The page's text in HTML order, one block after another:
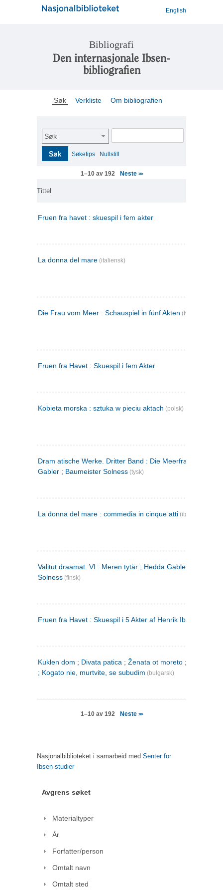
English
Bibliografi
Den internasjonale Ibsen-
bibliografien
Søk Verkliste Om bibliografien
Søk
Søk Søketips Nullstill
1–10 av 192 Neste >>
Tittel
Fruen fra havet : skuespil i fem akter
La donna del mare (italiensk)
Die Frau vom Meer : Schauspiel in fünf Akten (tysk)
Fruen fra Havet : Skuespil i fem Akter
Kobieta morska : sztuka w pieciu aktach (polsk)
Dram atische Werke. Dritter Band : Die Meerfrau ; Hedda
Gabler ; Baumeister Solness (tysk)
La donna del mare : commedia in cinque atti (italiensk)
Valitut draamat. VI : Meren tytär ; Hedda Gabler ;
Solness (finsk)
Fruen fra Havet : Skuespil i 5 Akter af Henrik Ibsen
Kuklen dom ; Divata patica ; Ženata ot moreto ; Malkijat
; Kogato nie, murtvite, se subudim (bulgarsk)
1–10 av 192 Neste >>
Nasjonalbiblioteket i samarbeid med Senter for
Ibsen-studier
Avgrens søket
Materialtyper
År
Forfatter/person
Omtalt navn
Omtalt sted